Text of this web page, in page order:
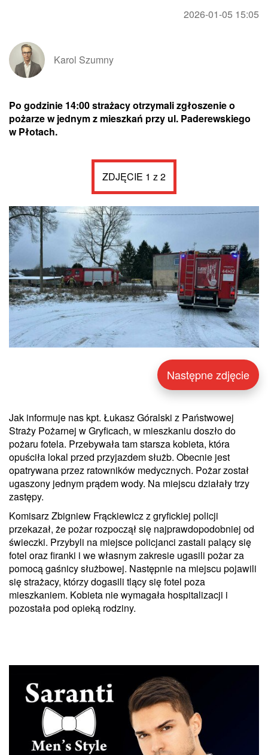
2026-01-05 15:05
Karol Szumny
Po godzinie 14:00 strażacy otrzymali zgłoszenie o
pożarze w jednym z mieszkań przy ul. Paderewskiego
w Płotach.
ZDJĘCIE 1 z 2
Następne zdjęcie
Jak informuje nas kpt. Łukasz Góralski z Państwowej
Straży Pożarnej w Gryficach, w mieszkaniu doszło do
pożaru fotela. Przebywała tam starsza kobieta, która
opuściła lokal przed przyjazdem służb. Obecnie jest
opatrywana przez ratowników medycznych. Pożar został
ugaszony jednym prądem wody. Na miejscu działały trzy
zastępy.
Komisarz Zbigniew Frąckiewicz z gryfickiej policji
przekazał, że pożar rozpoczął się najprawdopodobniej od
świeczki. Przybyli na miejsce policjanci zastali palący się
fotel oraz firanki i we własnym zakresie ugasili pożar za
pomocą gaśnicy służbowej. Następnie na miejscu pojawili
się strażacy, którzy dogasili tlący się fotel poza
mieszkaniem. Kobieta nie wymagała hospitalizacji i
pozostała pod opieką rodziny.